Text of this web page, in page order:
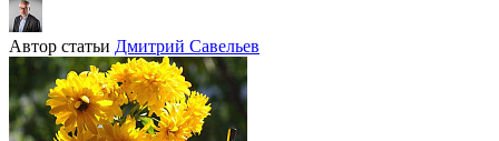
Автор статьи Дмитрий Савельев